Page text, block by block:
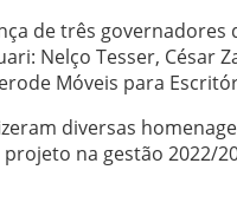
de três
Nelço Tesser, César
Móveis para
diversas
na gestão 2022/